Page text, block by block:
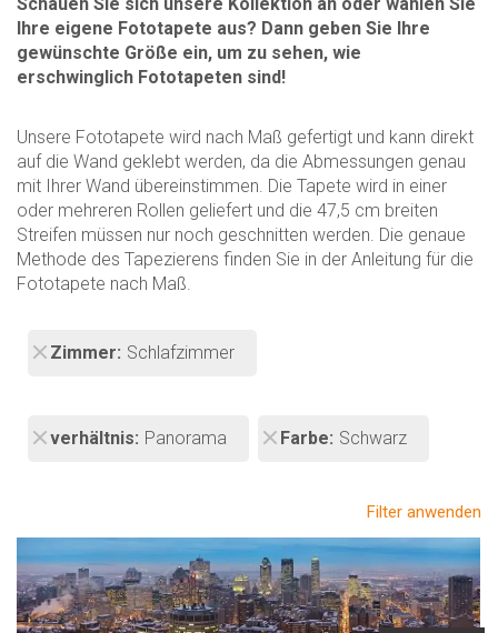
Ihre eigene Fototapete aus? Dann geben Sie Ihre
gewünschte Größe ein, um zu sehen, wie
erschwinglich Fototapeten sind!
Unsere Fototapete wird nach Maß gefertigt und kann direkt
auf die Wand geklebt werden, da die Abmessungen genau
mit Ihrer Wand übereinstimmen. Die Tapete wird in einer
oder mehreren Rollen geliefert und die 47,5 cm breiten
Streifen müssen nur noch geschnitten werden. Die genaue
Methode des Tapezierens finden Sie in der Anleitung für die
Fototapete nach Maß.
Zimmer Schlafzimmer
verhältnis Panorama Farbe Schwarz
Filter anwenden